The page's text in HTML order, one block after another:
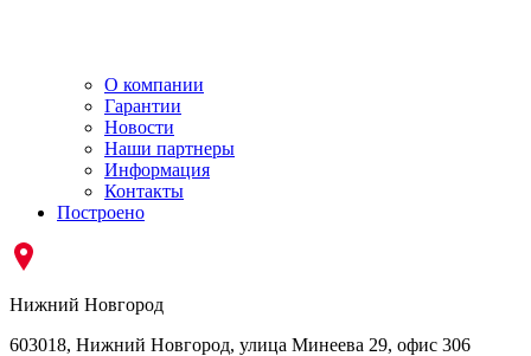
О компании
Гарантии
Новости
Наши партнеры
Информация
Контакты
Построено
Нижний Новгород
603018, Нижний Новгород, улица Минеева 29, офис 306